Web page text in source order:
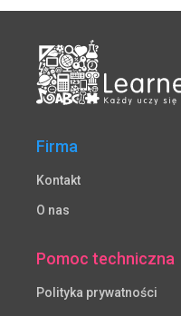
Firma
Kontakt
O nas
Pomoc techniczna
Polityka prywatności